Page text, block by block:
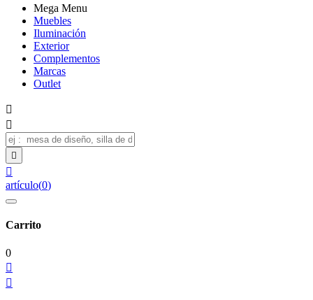
Mega Menu
Muebles
Iluminación
Exterior
Complementos
Marcas
Outlet




artículo(0)
Carrito
0

